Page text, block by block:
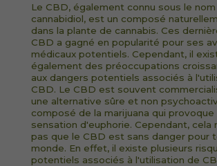
Le CBD, également connu sous le
cannabidiol, est un composé
dans la plante de cannabis. Ces
CBD a gagné en popularité pour ses
médicaux potentiels. Cependant, il
également des préoccupations
aux dangers potentiels associés à
CBD. Le CBD est souvent
une alternative sûre et non
composé de la marijuana qui provoque
sensation d'euphorie. Cependant, cela
pas que le CBD est sans danger pour
monde. En effet, il existe plusieurs
potentiels associés à l'utilisation de